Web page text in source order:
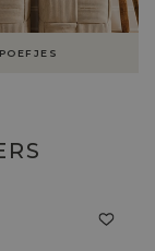
POEFJES